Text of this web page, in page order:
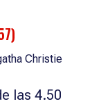
las 4.50